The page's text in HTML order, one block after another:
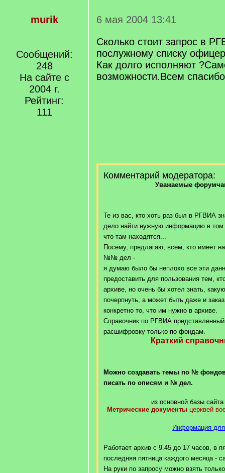
murik
Сообщений:
248
На сайте с
2004 г.
Рейтинг:
111
6 мая 2004 13:41
Сколько стоит запрос в
послужному списку
Как долго исполняют
возможности.Всем
Комментарий модератора:
Уважаемые
Те из вас, кто хоть раз был в РГВИА
дело найти нужную информацию в том
что там находятся...
Посему, предлагаю, всем, кто имеет
№№ дел -
я думаю было бы неплохо все эти
предоставить для пользования тем,
архиве, но очень бы хотел знать,
почерпнуть, а может быть даже и
конкретно то, что им нужно в архиве.
Справочник по РГВИА
расшифровку только по фондам.
Краткий
Можно создавать темы по №
писать по описям и № дел.
из основной базы
Метрические документы церквей
Информация
Работает архив с 9.45 до 17 часов, в
последняя пятница каждого месяца -
На руки по запросу можно взять